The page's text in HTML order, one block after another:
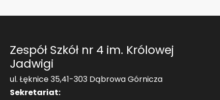
Zespół Szkół nr 4 im. Królowej
Jadwigi
ul. Łęknice 35,41-303 Dąbrowa Górnicza
Sekretariat: